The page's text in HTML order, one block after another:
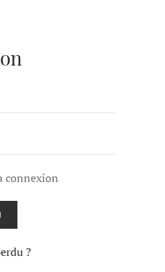
connexion
?